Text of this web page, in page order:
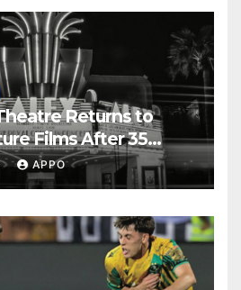
Returns to
Films After 35
APPO